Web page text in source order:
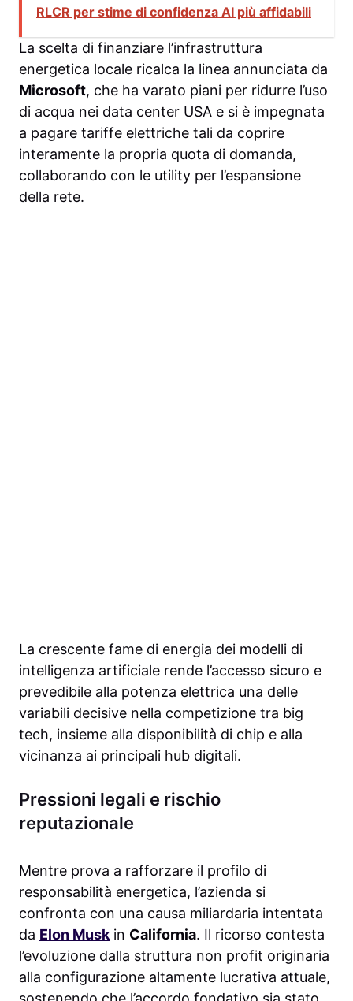
RLCR per stime di confidenza AI più affidabili
La scelta di finanziare l’infrastruttura
energetica locale ricalca la linea annunciata da
Microsoft, che ha varato piani per ridurre l’uso
di acqua nei data center USA e si è impegnata
a pagare tariffe elettriche tali da coprire
interamente la propria quota di domanda,
collaborando con le utility per l’espansione
della rete.
La crescente fame di energia dei modelli di
intelligenza artificiale rende l’accesso sicuro e
prevedibile alla potenza elettrica una delle
variabili decisive nella competizione tra big
tech, insieme alla disponibilità di chip e alla
vicinanza ai principali hub digitali.
Pressioni legali e rischio
reputazionale
Mentre prova a rafforzare il profilo di
responsabilità energetica, l’azienda si
confronta con una causa miliardaria intentata
da Elon Musk in California. Il ricorso contesta
l’evoluzione dalla struttura non profit originaria
alla configurazione altamente lucrativa attuale,